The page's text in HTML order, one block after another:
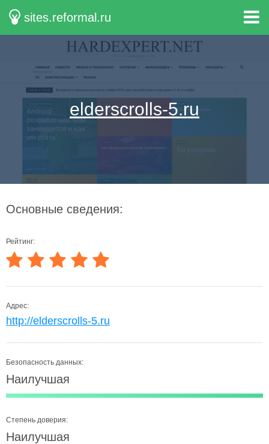
sites.reformal.ru
elderscrolls-5.ru
Основные сведения:
Рейтинг:
Адрес:
http://elderscrolls-5.ru
Безопасность данных:
Наилучшая
Степень доверия:
Наилучшая